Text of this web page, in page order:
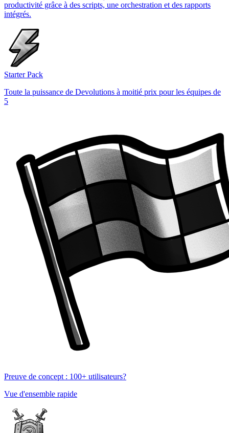
productivité grâce à des scripts, une orchestration et des rapports
intégrés.
Starter Pack
Toute la puissance de Devolutions à moitié prix pour les équipes de
5
Preuve de concept : 100+ utilisateurs?
Vue d'ensemble rapide